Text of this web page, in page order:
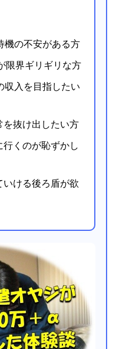
機の不安がある方
限界ギリギリな方
収入を目指したい
を抜け出したい方
くのが恥ずかし
ける後ろ盾が欲